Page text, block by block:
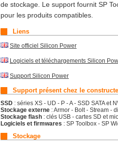
de stockage. Le support fournit SP
pour les produits compatibles.
Liens
Site officiel Silicon Power
Logiciels et téléchargements Silicon
Support Silicon Power
Support présent chez le
SSD : séries XS - UD - P - A - SSD SATA et
Stockage externe : Armor - Bolt - Stream -
Stockage flash : clés USB - cartes SD et
Logiciels et firmwares : SP Toolbox - SP
Stockage